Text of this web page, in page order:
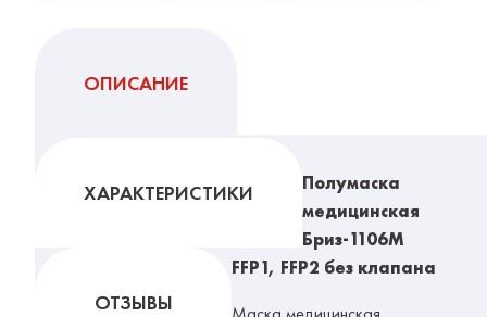
ОПИСАНИЕ
ХАРАКТЕРИСТИКИ
ОТЗЫВЫ
Полумаска
медицинская
Бриз-1106М
FFP1, FFP2 без клапана